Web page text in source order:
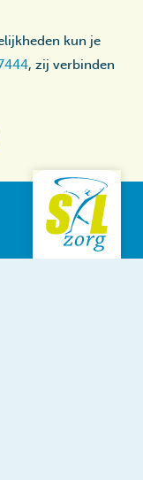
kun je
, zij verbinden